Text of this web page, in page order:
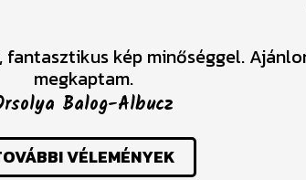
kép minőséggel.
megkaptam.
Balog-Albucz
VÉLEMÉNYEK